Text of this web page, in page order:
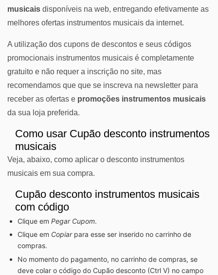
musicais disponíveis na web, entregando efetivamente as
melhores ofertas instrumentos musicais da internet.
A utilização dos cupons de descontos e seus códigos
promocionais instrumentos musicais é completamente
gratuito e não requer a inscrição no site, mas
recomendamos que que se inscreva na newsletter para
receber as ofertas e promoções instrumentos musicais
da sua loja preferida.
Como usar Cupão desconto instrumentos
musicais
Veja, abaixo, como aplicar o desconto instrumentos
musicais em sua compra.
Cupão desconto instrumentos musicais
com código
Clique em Pegar Cupom.
Clique em Copiarpara esse ser inserido no carrinho de
compras.
No momento do pagamento, no carrinho de compras, se
deve colar o código do Cupão desconto (Ctrl V) no campo